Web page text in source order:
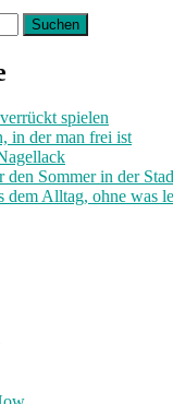
spielen
in der man frei ist
den Sommer in der
dem Alltag, ohne was